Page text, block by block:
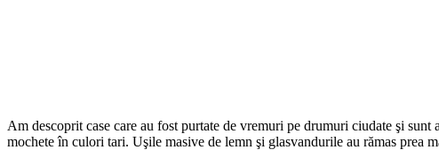
Am descoprit case care au fost purtate de vremuri pe drumuri ciudate şi
mochete în culori tari. Uşile masive de lemn şi glasvandurile au rămas prea